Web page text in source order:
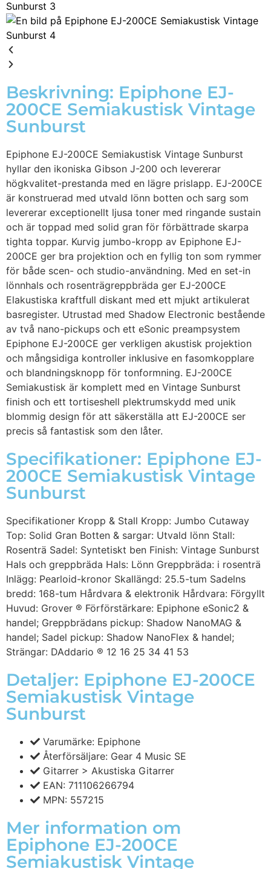
Beskrivning: Epiphone EJ-
200CE Semiakustisk Vintage
Sunburst
Epiphone EJ-200CE Semiakustisk Vintage Sunburst
hyllar den ikoniska Gibson J-200 och levererar
högkvalitet-prestanda med en lägre prislapp. EJ-200CE
är konstruerad med utvald lönn botten och sarg som
levererar exceptionellt ljusa toner med ringande sustain
och är toppad med solid gran för förbättrade skarpa
tighta toppar. Kurvig jumbo-kropp av Epiphone EJ-
200CE ger bra projektion och en fyllig ton som rymmer
för både scen- och studio-användning. Med en set-in
lönnhals och rosenträgreppbräda ger EJ-200CE
Elakustiska kraftfull diskant med ett mjukt artikulerat
basregister. Utrustad med Shadow Electronic bestående
av två nano-pickups och ett eSonic preampsystem
Epiphone EJ-200CE ger verkligen akustisk projektion
och mångsidiga kontroller inklusive en fasomkopplare
och blandningsknopp för tonformning. EJ-200CE
Semiakustisk är komplett med en Vintage Sunburst
finish och ett tortiseshell plektrumskydd med unik
blommig design för att säkerställa att EJ-200CE ser
precis så fantastisk som den låter.
Specifikationer: Epiphone EJ-
200CE Semiakustisk Vintage
Sunburst
Specifikationer Kropp & Stall Kropp: Jumbo Cutaway
Top: Solid Gran Botten & sargar: Utvald lönn Stall:
Rosenträ Sadel: Syntetiskt ben Finish: Vintage Sunburst
Hals och greppbräda Hals: Lönn Greppbräda: i rosenträ
Inlägg: Pearloid-kronor Skallängd: 25.5-tum Sadelns
bredd: 168-tum Hårdvara & elektronik Hårdvara: Förgyllt
Huvud: Grover ® Förförstärkare: Epiphone eSonic2 &
handel; Greppbrädans pickup: Shadow NanoMAG &
handel; Sadel pickup: Shadow NanoFlex & handel;
Strängar: DAddario ® 12 16 25 34 41 53
Detaljer: Epiphone EJ-200CE
Semiakustisk Vintage
Sunburst
Varumärke: Epiphone
Återförsäljare: Gear 4 Music SE
Gitarrer > Akustiska Gitarrer
EAN: 711106266794
MPN: 557215
Mer information om
Epiphone EJ-200CE
Semiakustisk Vintage